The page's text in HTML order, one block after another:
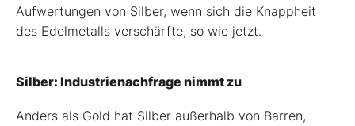
Aufwertungen von Silber, wenn sich die Knappheit
des Edelmetalls verschärfte, so wie jetzt.
Silber: Industrienachfrage nimmt zu
Anders als Gold hat Silber außerhalb von Barren,